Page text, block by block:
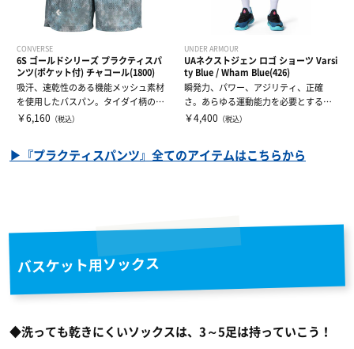
CONVERSE
6S ゴールドシリーズ プラクティスパ
ンツ(ポケット付) チャコール(1800)
吸汗、速乾性のある機能メッシュ素材
を使用したバスパン。タイダイ柄の昇
華プリントが...
￥6,160 （税込）
UNDER ARMOUR
UAネクストジェン ロゴ ショーツ Varsi
ty Blue / Wham Blue(426)
瞬発力、パワー、アジリティ、正確
さ。あらゆる運動能力を必要とするバ
スケットボール...
￥4,400 （税込）
▶『プラクティスパンツ』全てのアイテムはこちらから
バスケット用ソックス
◆洗っても乾きにくいソックスは、3～5足は持っていこう！